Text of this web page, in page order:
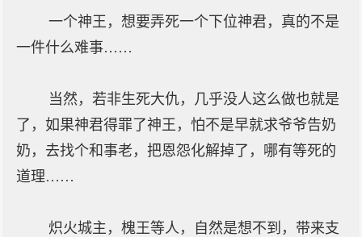
一个神王，想要弄死一个下位神君，真的不是
一件什么难事……
当然，若非生死大仇，几乎没人这么做也就是
了，如果神君得罪了神王，怕不是早就求爷爷告奶
奶，去找个和事老，把恩怨化解掉了，哪有等死的
道理……
炽火城主，槐王等人，自然是想不到，带来支